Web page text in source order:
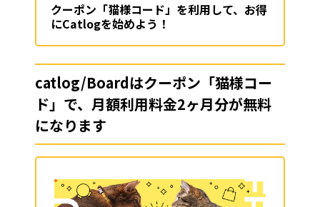
クーポン「猫様コード」を利用して、お得
にCatlogを始めよう！
catlog/Boardはクーポン「猫様コー
ド」で、月額利用料金2ヶ月分が無料
になります